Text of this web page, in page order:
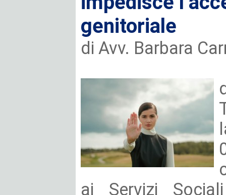
genitoriale
di Avv. Barbara
ai Servizi